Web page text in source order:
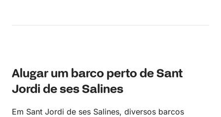
Alugar um barco perto de Sant
Jordi de ses Salines
Em Sant Jordi de ses Salines, diversos barcos